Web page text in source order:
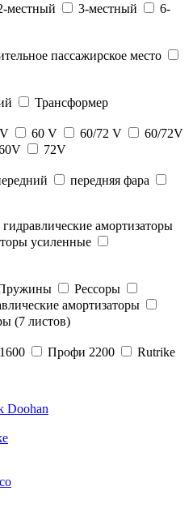
местный 3-местный
6-
пассажирское место
Трансформер
60 V 60/72 V
60/72V
72V
передняя фара
гидравлические амортизаторы
усиленные
Рессоры
амортизаторы
(7 листов)
Профи 2200
Rutrike
Doohan